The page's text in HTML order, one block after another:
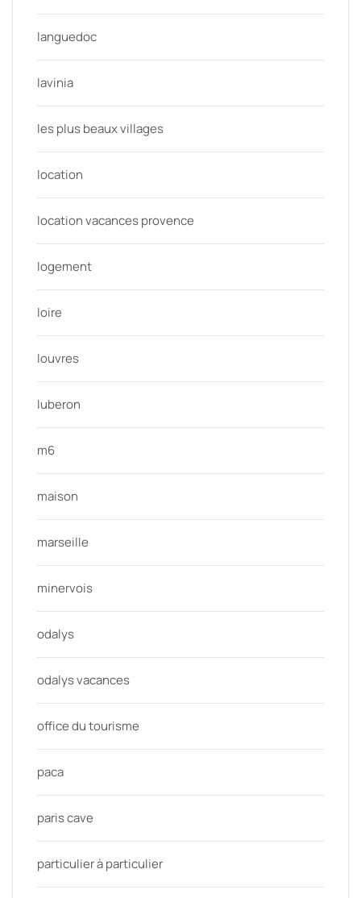
languedoc
lavinia
les plus beaux villages
location
location vacances provence
logement
loire
louvres
luberon
m6
maison
marseille
minervois
odalys
odalys vacances
office du tourisme
paca
paris cave
particulier à particulier